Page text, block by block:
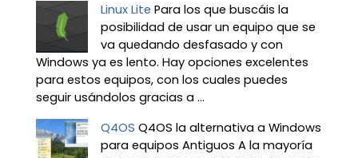
Linux Lite Para los que buscáis la
posibilidad de usar un equipo que se
va quedando desfasado y con
Windows ya es lento. Hay opciones excelentes
para estos equipos, con los cuales puedes
seguir usándolos gracias a ...
Q4OS Q4OS la alternativa a Windows
para equipos Antiguos A la mayoría